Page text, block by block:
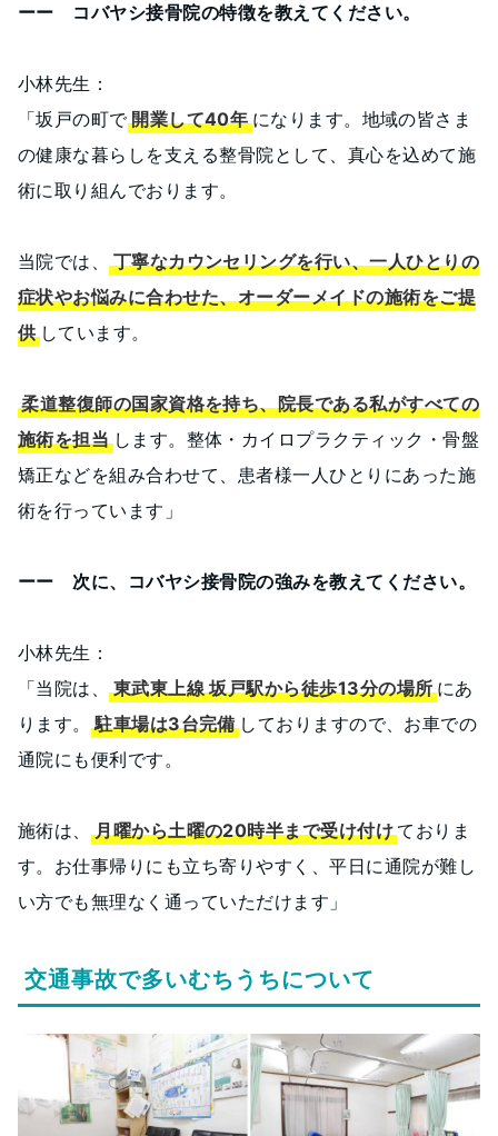
ーー コバヤシ接骨院の特徴を教えてください。
小林先生：
「坂戸の町で開業して40年になります。地域の皆さま
の健康な暮らしを支える整骨院として、真心を込めて施
術に取り組んでおります。
当院では、丁寧なカウンセリングを行い、一人ひとりの
症状やお悩みに合わせた、オーダーメイドの施術をご提
供しています。
柔道整復師の国家資格を持ち、院長である私がすべての
施術を担当します。整体・カイロプラクティック・骨盤
矯正などを組み合わせて、患者様一人ひとりにあった施
術を行っています」
ーー 次に、コバヤシ接骨院の強みを教えてください。
小林先生：
「当院は、東武東上線 坂戸駅から徒歩13分の場所にあ
ります。
駐車場は3台完備 しておりますので、お車での
通院にも便利です。
施術は、 月曜から土曜の20時半まで受け付けておりま
す。お仕事帰りにも立ち寄りやすく、平日に通院が難し
い方でも無理なく通っていただけます」
交通事故で多いむちうちについて